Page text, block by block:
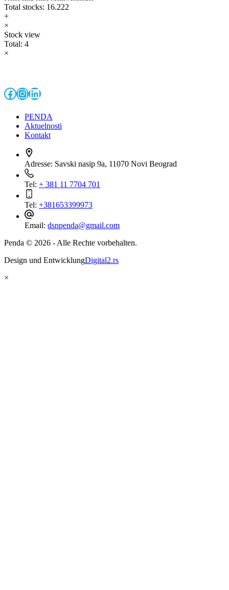
Total stocks: 16.222
+
×
Stock view
Total: 4
×
Facebook
Instagram
LinkedIn
PENDA
Aktuelnosti
Kontakt
Adresse: Savski nasip 9a, 11070 Novi Beograd
Tel: + 381 11 7704 701
Tel: +381653399973
Email: dsnpenda@gmail.com
Penda © 2026 - Alle Rechte vorbehalten.
Design und EntwicklungDigital2.rs
×